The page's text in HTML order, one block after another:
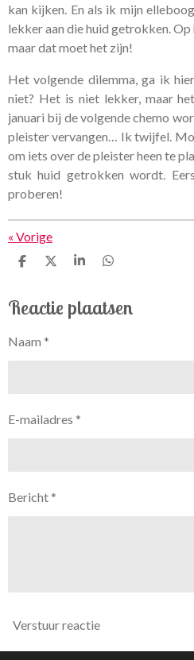
kan kijken. En als ik mijn
lekker aan die huid getrokken.
maar dat moet het zijn!
Het volgende dilemma, ga ik
niet? Het is niet lekker, maar
januari bij de volgende chemo
pleister vervangen… Ik twijfel.
om iets over de pleister heen te
stuk huid getrokken wordt.
proberen!
« Vorige
D
e
n
D
l
S
r
e
D
e
n
Reactie plaatsen
Naam *
E-mailadres *
Bericht *
Verstuur reactie